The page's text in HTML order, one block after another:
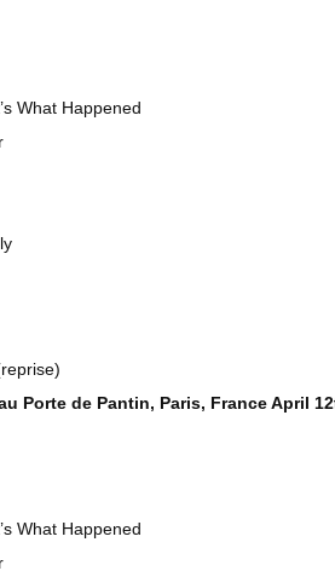
What Happened
Porte de Pantin, Paris, France April
What Happened